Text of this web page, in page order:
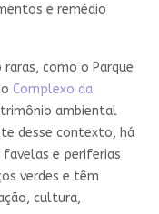
e remédio
raras, como o Parque
Complexo da
ambiental
desse contexto, há
e periferias
verdes e têm
cultura,